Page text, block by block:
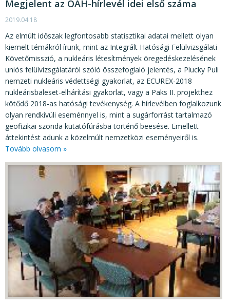
Megjelent az OAH-hírlevél idei első száma
2019.04.18
Az elmúlt időszak legfontosabb statisztikai adatai mellett olyan
kiemelt témákról írunk, mint az Integrált Hatósági Felülvizsgálati
Követőmisszió, a nukleáris létesítmények öregedéskezelésének
uniós felülvizsgálatáról szóló összefoglaló jelentés, a Plucky Puli
nemzeti nukleáris védettségi gyakorlat, az ECUREX-2018
nukleárisbaleset-elhárítási gyakorlat, vagy a Paks II. projekthez
kötődő 2018-as hatósági tevékenység. A hírlevélben foglalkozunk
olyan rendkívüli eseménnyel is, mint a sugárforrást tartalmazó
geofizikai szonda kutatófúrásba történő beesése. Emellett
áttekintést adunk a közelmúlt nemzetközi eseményeiről is.
Tovább olvasom »